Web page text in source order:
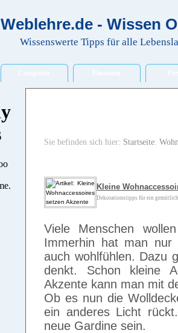
Weblehre.de - Wissen
Wissenswerte Tipps für alle
Sie befinden sich hier: Startseite:
Kleine
Dekorationstipps für ein
Viele Menschen
Immerhin hat man
auch wohlfühlen. Dazu
denkt. Schon kleine
Akzente kann man mit
Ob es nun die
ein anderes Licht
neue Gardine sein.